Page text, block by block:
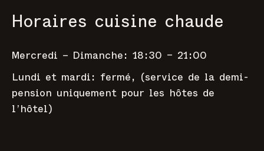
Horaires cuisine chaude
Mercredi – Dimanche: 18:30 – 21:00
Lundi et mardi: fermé, (service de la demi-
pension uniquement pour les hôtes de
l’hôtel)